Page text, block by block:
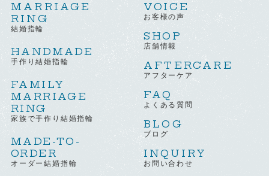
MARRIAGE
RING
結婚指輪
HANDMADE
手作り結婚指輪
FAMILY
MARRIAGE
RING
家族で手作り結婚指輪
MADE-TO-
ORDER
オーダー結婚指輪
VOICE
お客様の声
SHOP
店舗情報
AFTERCARE
アフターケア
FAQ
よくある質問
BLOG
ブログ
INQUIRY
お問い合わせ